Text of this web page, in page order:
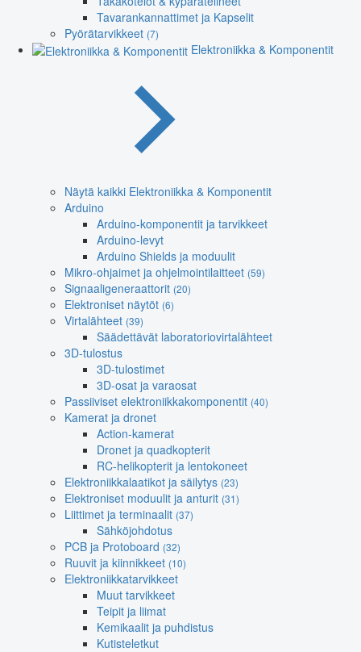
Tavarankannattimet ja Kapselit
Pyörätarvikkeet (7)
Elektroniikka & Komponentit
Näytä kaikki Elektroniikka & Komponentit
Arduino
Arduino-komponentit ja tarvikkeet
Arduino-levyt
Arduino Shields ja moduulit
Mikro-ohjaimet ja ohjelmointilaitteet (59)
Signaaligeneraattorit (20)
Elektroniset näytöt (6)
Virtalähteet (39)
Säädettävät laboratoriovirtalähteet
3D-tulostus
3D-tulostimet
3D-osat ja varaosat
Passiiviset elektroniikkakomponentit (40)
Kamerat ja dronet
Action-kamerat
Dronet ja quadkopterit
RC-helikopterit ja lentokoneet
Elektroniikkalaatikot ja säilytys (23)
Elektroniset moduulit ja anturit (31)
Liittimet ja terminaalit (37)
Sähköjohdotus
PCB ja Protoboard (32)
Ruuvit ja kiinnikkeet (10)
Elektroniikkatarvikkeet
Muut tarvikkeet
Teipit ja liimat
Kemikaalit ja puhdistus
Kutisteletkut